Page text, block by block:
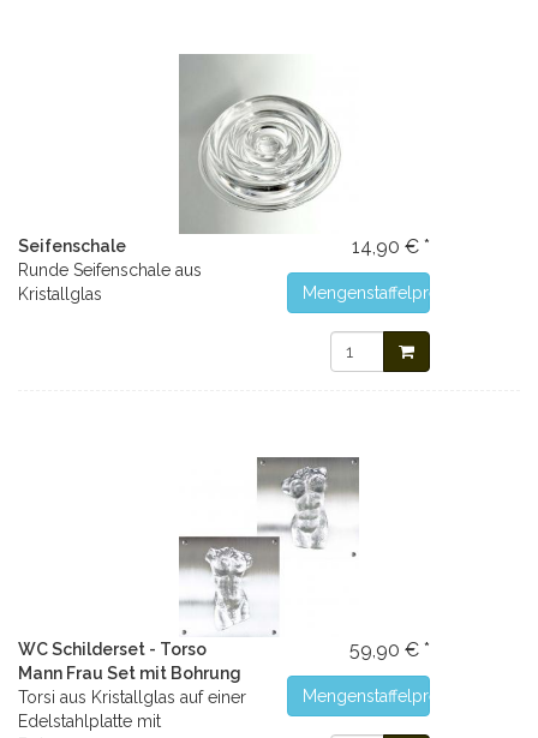
Seifenschale
Runde Seifenschale aus
Kristallglas
14,90 € *
Mengenstaffelpreise
WC Schilderset - Torso
Mann Frau Set mit Bohrung
Torsi aus Kristallglas auf einer
Edelstahlplatte mit
59,90 € *
Mengenstaffelpreise